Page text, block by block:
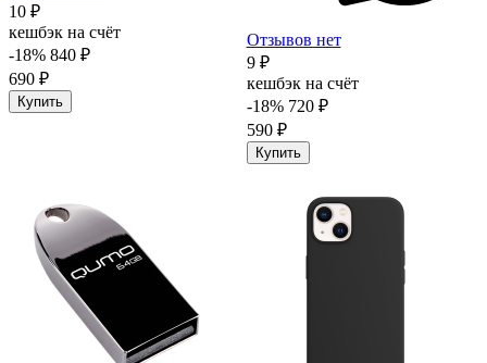
10 ₽
кешбэк на счёт
-18% 840 ₽
690 ₽
Купить
Отзывов нет
9 ₽
кешбэк на счёт
-18% 720 ₽
590 ₽
Купить